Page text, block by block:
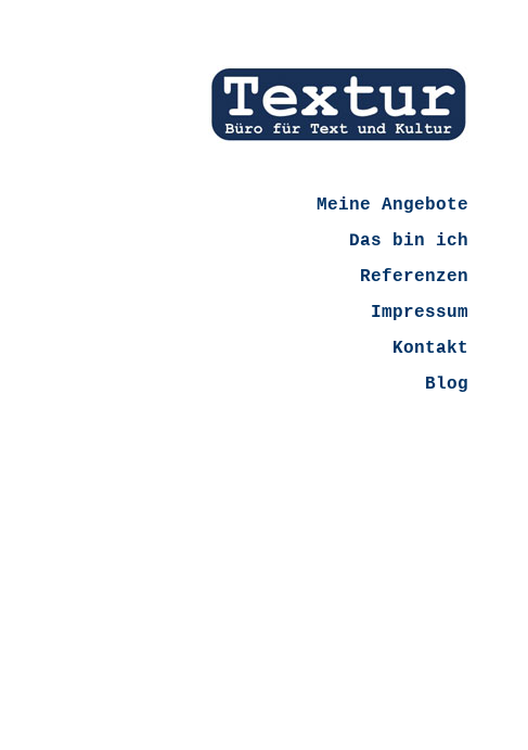
Meine Angebote
Das bin ich
Referenzen
Impressum
Kontakt
Blog